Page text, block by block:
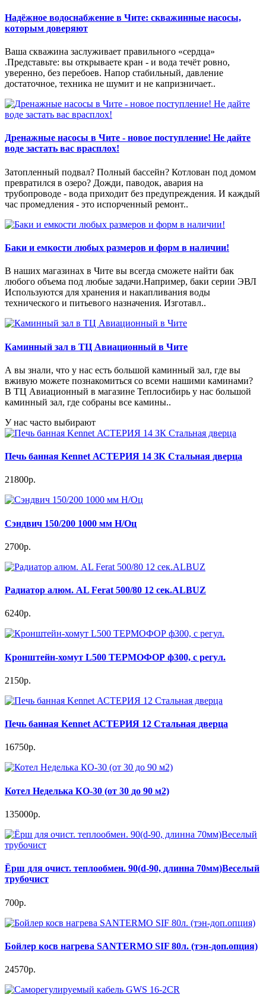
Надёжное водоснабжение в Чите: скважинные насосы,
которым доверяют
Ваша скважина заслуживает правильного «сердца»
.Представьте: вы открываете кран - и вода течёт ровно,
уверенно, без перебоев. Напор стабильный, давление
достаточное, техника не шумит и не капризничает..
Дренажные насосы в Чите - новое поступление! Не дайте
воде застать вас врасплох!
Затопленный подвал? Полный бассейн? Котлован под домом
превратился в озеро? Дожди, паводок, авария на
трубопроводе - вода приходит без предупреждения. И каждый
час промедления - это испорченный ремонт..
Баки и емкости любых размеров и форм в наличии!
В наших магазинах в Чите вы всегда сможете найти бак
любого объема под любые задачи.Например, баки серии ЭВЛ
Используются для хранения и накапливания воды
технического и питьевого назначения. Изготавл..
Каминный зал в ТЦ Авиационный в Чите
А вы знали, что у нас есть большой каминный зал, где вы
вживую можете познакомиться со всеми нашими каминами?
В ТЦ Авиационный в магазине Теплосибирь у нас большой
каминный зал, где собраны все камины..
У нас часто выбирают
Печь банная Kennet АСТЕРИЯ 14 ЗК Стальная дверца
21800р.
Сэндвич 150/200 1000 мм Н/Оц
2700р.
Радиатор алюм. AL Ferat 500/80 12 сек.ALBUZ
6240р.
Кронштейн-хомут L500 ТЕРМОФОР ф300, с регул.
2150р.
Печь банная Kennet АСТЕРИЯ 12 Стальная дверца
16750р.
Котел Неделька КО-30 (от 30 до 90 м2)
135000р.
Ёрш для очист. теплообмен. 90(d-90, длинна 70мм)Веселый
трубочист
700р.
Бойлер косв нагрева SANTERMO SIF 80л. (тэн-доп.опция)
24570р.